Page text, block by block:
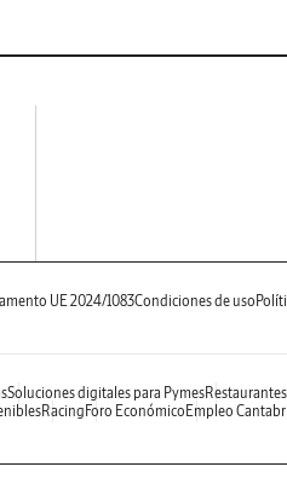
UE 2024/1083Condiciones de uso
Soluciones digitales para Pymes
Racing Foro Económico Empleo